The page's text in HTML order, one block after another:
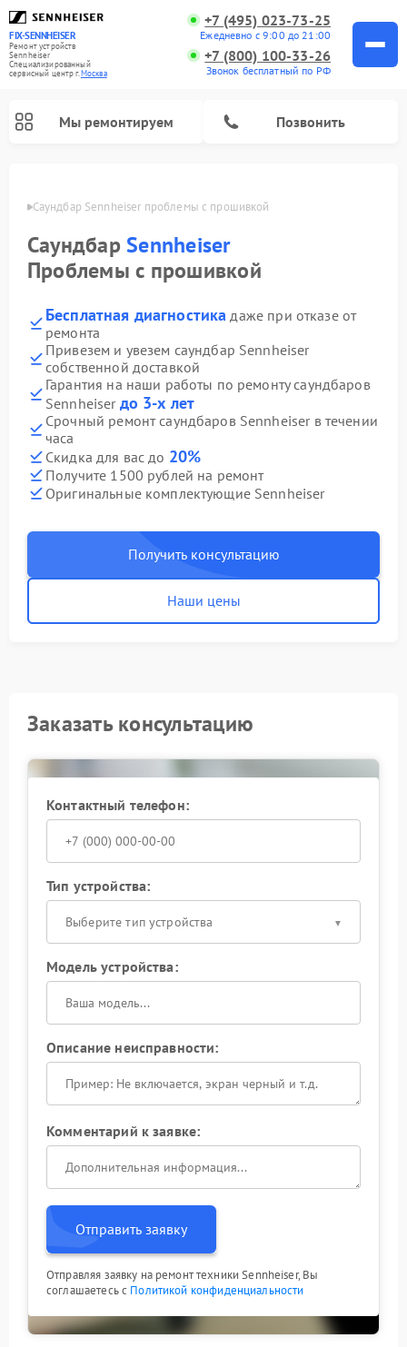
FIX-SENNHEISER
Ремонт устройств
Sennheiser
Специализированный
cервисный центр г.Москва
+7 (495) 023-73-25
Ежедневно с 9:00 до 21:00
+7 (800) 100-33-26
Звонок бесплатный по РФ
Мы ремонтируем Позвонить
Саундбар Sennheiser проблемы с прошивкой
СаундбарSennheiser
Проблемы с прошивкой
Бесплатная диагностика даже при отказе от
ремонта
Привезем и увезем саундбар Sennheiser
собственной доставкой
Гарантия на наши работы по ремонту саундбаров
Sennheiser до 3-х лет
Срочный ремонт саундбаров Sennheiser в течении
часа
Скидка для вас до 20%
Получите 1500 рублей на ремонт
Оригинальные комплектующие Sennheiser
Получить консультацию
Наши цены
Заказать консультацию
Контактный телефон:
Тип устройства:
Выберите тип устройства
Модель устройства:
Описание неисправности:
Комментарий к заявке:
Отправить заявку
Отправляя заявку на ремонт техники Sennheiser, Вы
соглашаетесь с Политикой конфиденциальности